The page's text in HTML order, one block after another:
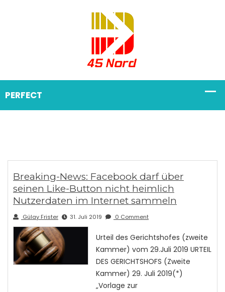
Breaking-News: Facebook darf über
seinen Like-Button nicht heimlich
Nutzerdaten im Internet sammeln
Gülay Frister 31. Juli 2019 0 Comment
Urteil des Gerichtshofes (zweite
Kammer) vom 29.Juli 2019 URTEIL
DES GERICHTSHOFS (Zweite
Kammer) 29. Juli 2019(*)
„Vorlage zur